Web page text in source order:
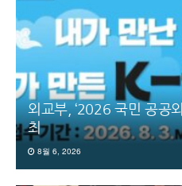
외교부, ‘2026 국민 공공
최
8월 6, 2026